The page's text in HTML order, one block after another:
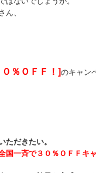
ん、
％ＯＦＦ！]のキャン
ただきたい。
国一斉で３０％ＯＦＦキ